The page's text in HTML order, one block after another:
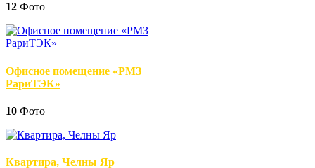
12 Фото
Офисное помещение «РМЗ
РариТЭК»
10 Фото
Квартира, Челны Яр